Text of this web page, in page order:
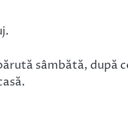
sâmbătă, după